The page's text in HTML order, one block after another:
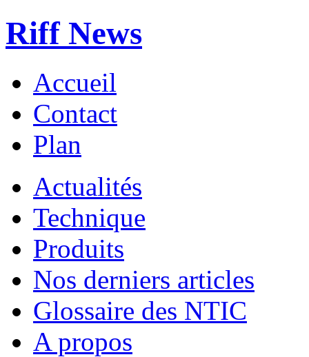
Riff News
Accueil
Contact
Plan
Actualités
Technique
Produits
Nos derniers articles
Glossaire des NTIC
A propos